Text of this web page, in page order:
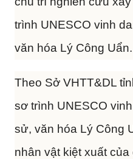
trình UNESCO vinh
văn hóa Lý Công Uẩn.
Theo Sở VHTT&DL
sơ trình UNESCO
sử, văn hóa Lý Công
nhân vật kiệt xuất